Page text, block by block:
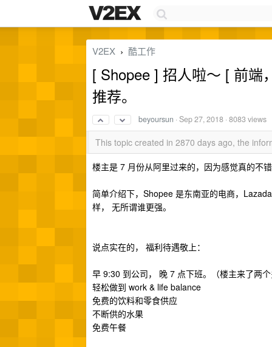
V2EX › 酷工作
[ Shopee ] 招人啦～ [ 前端
推荐。
beyoursun ·Sep 27, 2018 · 8083 views
This topic created in 2870 days ago, the
楼主是 7 月份从阿里过来的，因为感觉真的不
简单介绍下，Shopee 是东南亚的电商，
样， 无所谓谁更强。
说点实在的， 福利待遇敬上：
早 9:30 到公司， 晚 7 点下班。（楼主来了两
轻松做到 work & life balance
免费的饮料和零食供应
不断供的水果
免费午餐